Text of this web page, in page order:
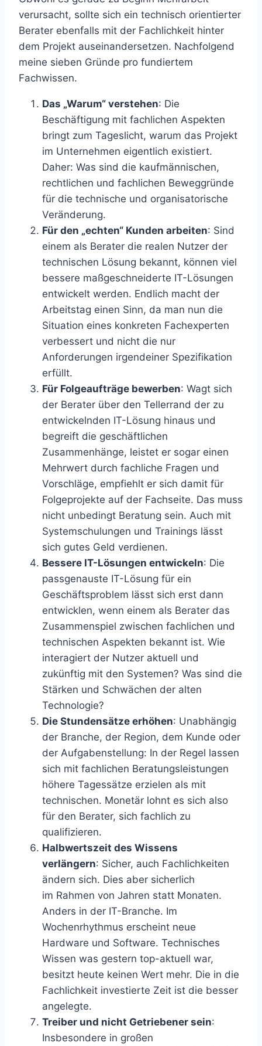
verursacht, sollte sich ein technisch orientierter
Berater ebenfalls mit der Fachlichkeit hinter
dem Projekt auseinandersetzen. Nachfolgend
meine sieben Gründe pro fundiertem
Fachwissen.
Das „Warum“ verstehen: Die
Beschäftigung mit fachlichen Aspekten
bringt zum Tageslicht, warum das Projekt
im Unternehmen eigentlich existiert.
Daher: Was sind die kaufmännischen,
rechtlichen und fachlichen Beweggründe
für die technische und organisatorische
Veränderung.
Für den „echten“ Kunden arbeiten: Sind
einem als Berater die realen Nutzer der
technischen Lösung bekannt, können viel
bessere maßgeschneiderte IT-Lösungen
entwickelt werden. Endlich macht der
Arbeitstag einen Sinn, da man nun die
Situation eines konkreten Fachexperten
verbessert und nicht die nur
Anforderungen irgendeiner Spezifikation
erfüllt.
Für Folgeaufträge bewerben: Wagt sich
der Berater über den Tellerrand der zu
entwickelnden IT-Lösung hinaus und
begreift die geschäftlichen
Zusammenhänge, leistet er sogar einen
Mehrwert durch fachliche Fragen und
Vorschläge, empfiehlt er sich damit für
Folgeprojekte auf der Fachseite. Das muss
nicht unbedingt Beratung sein. Auch mit
Systemschulungen und Trainings lässt
sich gutes Geld verdienen.
Bessere IT-Lösungen entwickeln: Die
passgenauste IT-Lösung für ein
Geschäftsproblem lässt sich erst dann
entwicklen, wenn einem als Berater das
Zusammenspiel zwischen fachlichen und
technischen Aspekten bekannt ist. Wie
interagiert der Nutzer aktuell und
zukünftig mit den Systemen? Was sind die
Stärken und Schwächen der alten
Technologie?
Die Stundensätze erhöhen: Unabhängig
der Branche, der Region, dem Kunde oder
der Aufgabenstellung: In der Regel lassen
sich mit fachlichen Beratungsleistungen
höhere Tagessätze erzielen als mit
technischen. Monetär lohnt es sich also
für den Berater, sich fachlich zu
qualifizieren.
Halbwertszeit des Wissens
verlängern: Sicher, auch Fachlichkeiten
ändern sich. Dies aber sicherlich
im Rahmen von Jahren statt Monaten.
Anders in der IT-Branche. Im
Wochenrhythmus erscheint neue
Hardware und Software. Technisches
Wissen was gestern top-aktuell war,
besitzt heute keinen Wert mehr. Die in die
Fachlichkeit investierte Zeit ist die besser
angelegte.
Treiber und nicht Getriebener sein:
Insbesondere in großen